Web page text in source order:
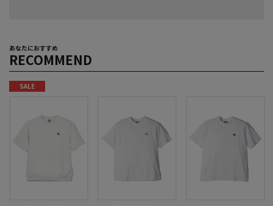
あなたにおすすめ
RECOMMEND
SALE